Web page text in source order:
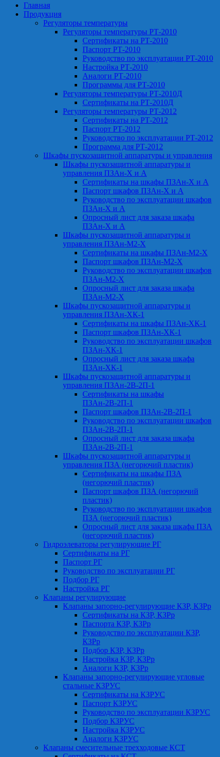
Главная
Продукция
Регуляторы температуры
Регуляторы температуры РТ-2010
Сертификаты на РТ-2010
Паспорт РТ-2010
Руководство по эксплуатации РТ-2010
Настройка РТ-2010
Аналоги РТ-2010
Программы для РТ-2010
Регуляторы температуры РТ-2010Д
Сертификаты на РТ-2010Д
Регуляторы температуры РТ-2012
Сертификаты на РТ-2012
Паспорт РТ-2012
Руководство по эксплуатации РТ-2012
Программа для РТ-2012
Шкафы пускозащитной аппаратуры и управления
Шкафы пускозащитной аппаратуры и
управления ПЗАн-Х и А
Сертификаты на шкафы ПЗАн-Х и А
Паспорт шкафов ПЗАн-Х и А
Руководство по эксплуатации шкафов
ПЗАн-Х и А
Опросный лист для заказа шкафа
ПЗАн-Х и А
Шкафы пускозащитной аппаратуры и
управления ПЗАн-М2-Х
Сертификаты на шкафы ПЗАн-М2-Х
Паспорт шкафов ПЗАн-М2-Х
Руководство по эксплуатации шкафов
ПЗАн-М2-Х
Опросный лист для заказа шкафа
ПЗАн-М2-Х
Шкафы пускозащитной аппаратуры и
управления ПЗАн-ХК-1
Сертификаты на шкафы ПЗАн-ХК-1
Паспорт шкафов ПЗАн-ХК-1
Руководство по эксплуатации шкафов
ПЗАн-ХК-1
Опросный лист для заказа шкафа
ПЗАн-ХК-1
Шкафы пускозащитной аппаратуры и
управления ПЗАн-2В-2П-1
Сертификаты на шкафы
ПЗАн-2В-2П-1
Паспорт шкафов ПЗАн-2В-2П-1
Руководство по эксплуатации шкафов
ПЗАн-2В-2П-1
Опросный лист для заказа шкафа
ПЗАн-2В-2П-1
Шкафы пускозащитной аппаратуры и
управления ПЗА (негорючий пластик)
Сертификаты на шкафы ПЗА
(негорючий пластик)
Паспорт шкафов ПЗА (негорючий
пластик)
Руководство по эксплуатации шкафов
ПЗА (негорючий пластик)
Опросный лист для заказа шкафа ПЗА
(негорючий пластик)
Гидроэлеваторы регулирующие РГ
Сертификаты на РГ
Паспорт РГ
Руководство по эксплуатации РГ
Подбор РГ
Настройка РГ
Клапаны регулирующие
Клапаны запорно-регулирующие КЗР, КЗРр
Сертификаты на КЗР, КЗРр
Паспорта КЗР, КЗРр
Руководство по эксплуатации КЗР,
КЗРр
Подбор КЗР, КЗРр
Настройка КЗР, КЗРр
Аналоги КЗР, КЗРр
Клапаны запорно-регулирующие угловые
стальные КЗРУС
Сертификаты на КЗРУС
Паспорт КЗРУС
Руководство по эксплуатации КЗРУС
Подбор КЗРУС
Настройка КЗРУС
Аналоги КЗРУС
Клапаны смесительные трехходовые КСТ